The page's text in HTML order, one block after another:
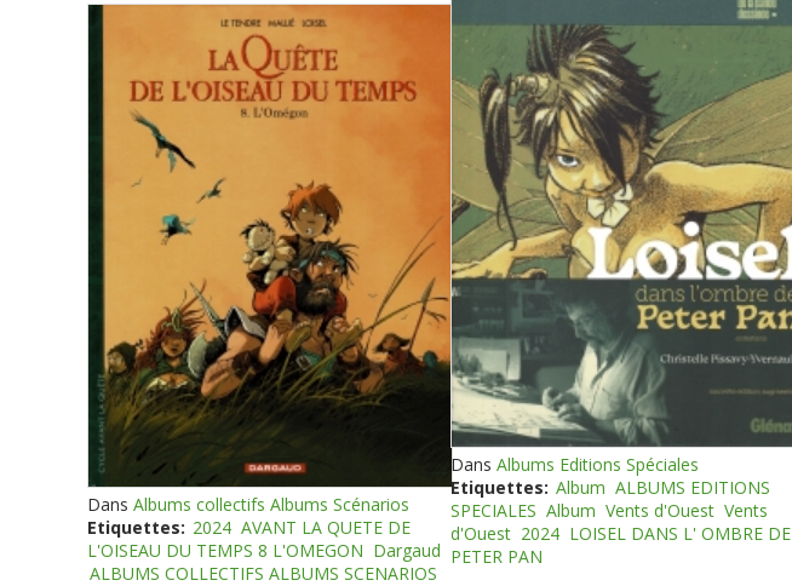
Dans Albums collectifs Albums Scénarios
Etiquettes: 2024 AVANT LA QUETE DE
L'OISEAU DU TEMPS 8 L'OMEGON Dargaud
ALBUMS COLLECTIFS ALBUMS SCENARIOS
Dans Albums Editions Spéciales
Etiquettes: Album ALBUMS EDITIONS
SPECIALES Album Vents d'Ouest Vents
d'Ouest 2024 LOISEL DANS L' OMBRE DE
PETER PAN